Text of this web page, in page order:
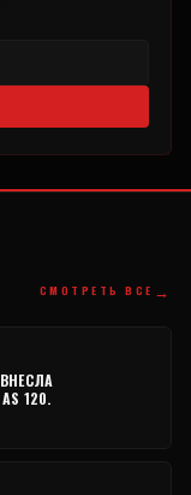
СМОТРЕТЬ ВСЕ →
120.